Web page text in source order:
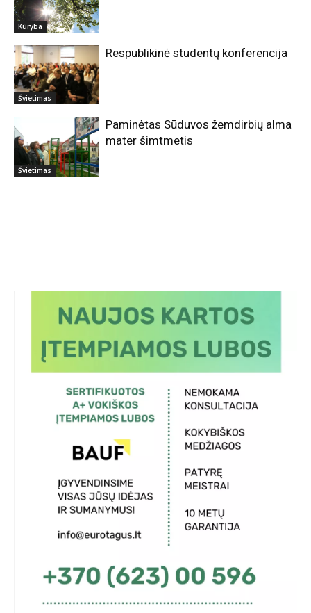
Kūryba
Švietimas
Respublikinė studentų konferencija
Švietimas
Paminėtas Sūduvos žemdirbių alma
mater šimtmetis